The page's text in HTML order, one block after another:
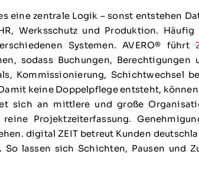
eine zentrale Logik – sonst entstehen
Werksschutz und Produktion. Häufig
Systemen. AVERO® führt
sodass Buchungen,
Kommissionierung, Schichtwechsel
keine Doppelpflege entsteht,
sich an mittlere und große
Projektzeiterfassung.
digital ZEIT betreut Kunden
lassen sich Schichten, Pausen und